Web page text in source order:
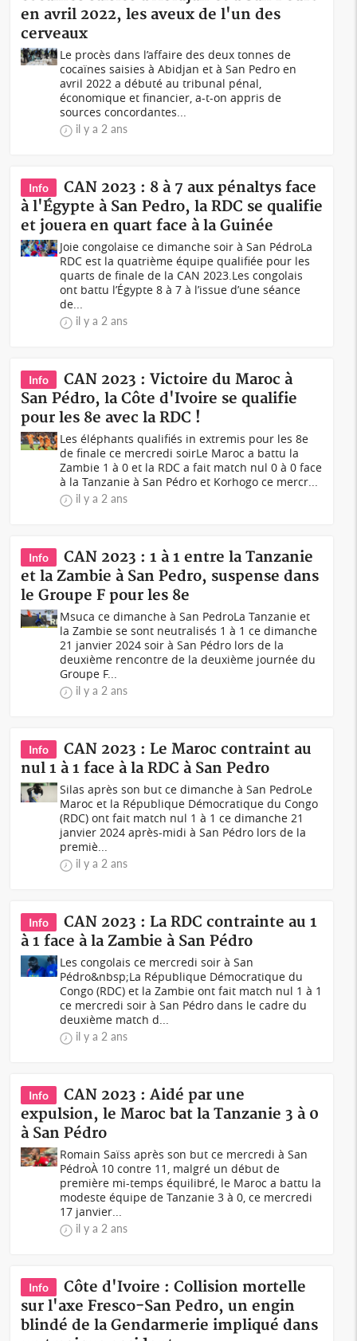
en avril 2022, les aveux de l'un des
cerveaux
Le procès dans l’affaire des deux tonnes de
cocaïnes saisies à Abidjan et à San Pedro en
avril 2022 a débuté au tribunal pénal,
économique et financier, a-t-on appris de
sources concordantes...
il y a 2 ans
Info
CAN 2023 : 8 à 7 aux pénaltys face
à l'Égypte à San Pedro, la RDC se qualifie
et jouera en quart face à la Guinée
Joie congolaise ce dimanche soir à San PédroLa
RDC est la quatrième équipe qualifiée pour les
quarts de finale de la CAN 2023.Les congolais
ont battu l’Égypte 8 à 7 à l’issue d’une séance
de...
il y a 2 ans
Info
CAN 2023 : Victoire du Maroc à
San Pédro, la Côte d'Ivoire se qualifie
pour les 8e avec la RDC !
Les éléphants qualifiés in extremis pour les 8e
de finale ce mercredi soirLe Maroc a battu la
Zambie 1 à 0 et la RDC a fait match nul 0 à 0 face
à la Tanzanie à San Pédro et Korhogo ce mercr...
il y a 2 ans
Info
CAN 2023 : 1 à 1 entre la Tanzanie
et la Zambie à San Pedro, suspense dans
le Groupe F pour les 8e
Msuca ce dimanche à San PedroLa Tanzanie et
la Zambie se sont neutralisés 1 à 1 ce dimanche
21 janvier 2024 soir à San Pédro lors de la
deuxième rencontre de la deuxième journée du
Groupe F...
il y a 2 ans
Info
CAN 2023 : Le Maroc contraint au
nul 1 à 1 face à la RDC à San Pedro
Silas après son but ce dimanche à San PedroLe
Maroc et la République Démocratique du Congo
(RDC) ont fait match nul 1 à 1 ce dimanche 21
janvier 2024 après-midi à San Pédro lors de la
premiè...
il y a 2 ans
Info
CAN 2023 : La RDC contrainte au 1
à 1 face à la Zambie à San Pédro
Les congolais ce mercredi soir à San
Pédro&nbsp;La République Démocratique du
Congo (RDC) et la Zambie ont fait match nul 1 à 1
ce mercredi soir à San Pédro dans le cadre du
deuxième match d...
il y a 2 ans
Info
CAN 2023 : Aidé par une
expulsion, le Maroc bat la Tanzanie 3 à 0
à San Pédro
Romain Saïss après son but ce mercredi à San
PédroÀ 10 contre 11, malgré un début de
première mi-temps équilibré, le Maroc a battu la
modeste équipe de Tanzanie 3 à 0, ce mercredi
17 janvier...
il y a 2 ans
Info
Côte d'Ivoire : Collision mortelle
sur l'axe Fresco-San Pedro, un engin
blindé de la Gendarmerie impliqué dans